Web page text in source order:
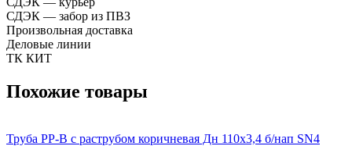
СДЭК — забор из ПВЗ
Произвольная доставка
Деловые линии
ТК КИТ
Похожие товары
Труба PP-B с раструбом коричневая Дн 110х3,4 б/нап SN4